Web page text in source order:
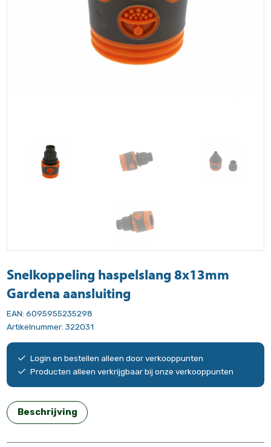
Snelkoppeling haspelslang 8x13mm
Gardena aansluiting
EAN:6095955235298
Artikelnummer:322031
Login en bestellen alleen door verkooppunten
Producten alleen verkrijgbaar bij onze verkooppunten
Beschrijving